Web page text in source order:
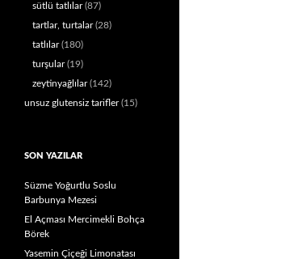
sütlü tatlılar(87)
tartlar, turtalar(28)
tatlılar(180)
turşular(19)
zeytinyağlılar(142)
unsuz glutensiz tarifler(15)
SON YAZILAR
Süzme Yoğurtlu Soslu
Barbunya Mezesi
El Açması Mercimekli Bohça
Börek
Yasemin Çiçeği Limonatası